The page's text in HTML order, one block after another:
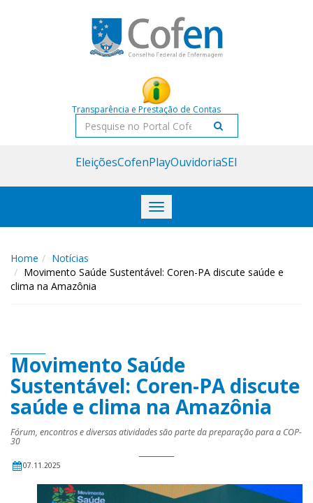
Transparência e Prestação de Contas
Pesquisar
EleiçõesCofenPlayOuvidoriaSEI
Toggle
navigation
Home
Notícias
Movimento Saúde Sustentável: Coren-PA discute saúde e
clima na Amazônia
Movimento Saúde
Sustentável: Coren-PA discute
saúde e clima na Amazônia
Fórum, encontros e diversas atividades são parte da preparação para a COP-
30
07.11.2025